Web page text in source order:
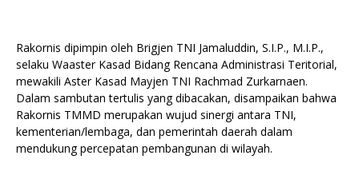
Rakornis dipimpin oleh Brigjen TNI Jamaluddin, S.I.P., M.I.P.,
selaku Waaster Kasad Bidang Rencana Administrasi Teritorial,
mewakili Aster Kasad Mayjen TNI Rachmad Zurkarnaen.
Dalam sambutan tertulis yang dibacakan, disampaikan bahwa
Rakornis TMMD merupakan wujud sinergi antara TNI,
kementerian/lembaga, dan pemerintah daerah dalam
mendukung percepatan pembangunan di wilayah.